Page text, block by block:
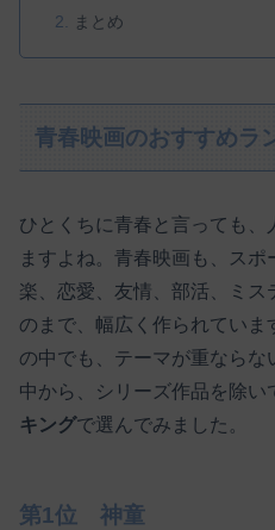
まとめ
青春映画のおすすめラ
ひとくちに青春と言っても、
ますよね。青春映画も、ス
楽、恋愛、友情、部活、ミス
のまで、幅広く作られてい
の中でも、テーマが重なら
中から、シリーズ作品を除い
キングで選んでみました。
第1位 神童